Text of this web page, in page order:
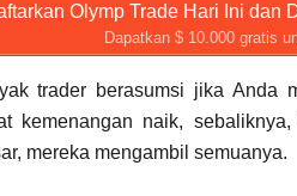
Olymp Trade Hari Ini dan
Dapatkan $ 10.000 gratis
trader berasumsi jika Anda
kemenangan naik,
mereka mengambil semuanya.